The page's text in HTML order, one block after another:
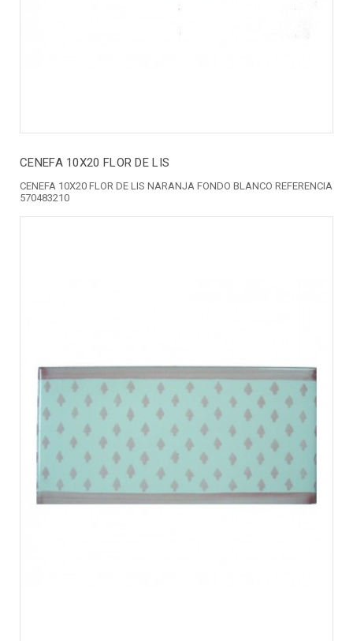
CENEFA 10X20 FLOR DE LIS
CENEFA 10X20 FLOR DE LIS NARANJA FONDO BLANCO REFERENCIA
570483210